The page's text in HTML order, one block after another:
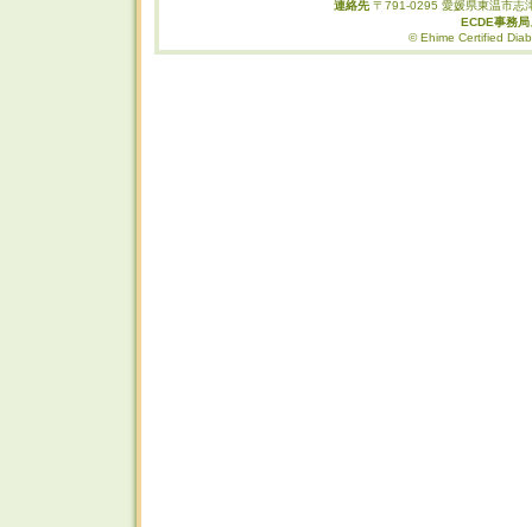
連絡先 〒791-0295 愛媛県東温市志
ECDE事務
© Ehime Certified